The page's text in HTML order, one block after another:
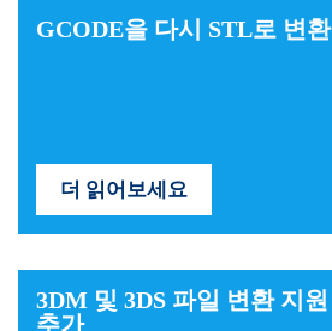
GCODE을 다시 STL로 변환
더 읽어보세요
3DM 및 3DS 파일 변환 지원
추가